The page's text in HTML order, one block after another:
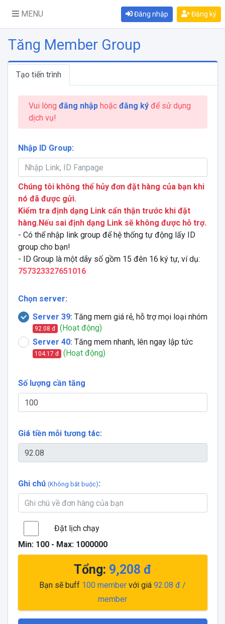
MENU Đăng nhập Đăng ký
Tăng Member Group
Tạo tiến trình
Vui lòng đăng nhậphoặc đăng kýđể sử dụng
dịch vụ!
Nhập ID Group:
Chúng tôi không thể hủy đơn đặt hàng của bạn khi
nó đã được gửi.
Kiểm tra định dạng Link cẩn thận trước khi đặt
hàng.Nếu sai định dạng Link sẽ không được hỗ trợ.
- Có thể nhập link group để hệ thống tự động lấy ID
group cho bạn!
- ID Group là một dãy số gồm 15 đên 16 ký tự, ví dụ:
757323327651016
Chọn server:
Server 39: Tăng mem giá rẻ, hỗ trợ mọi loại nhóm
92.08 đ
(Hoạt động)
Server 40: Tăng mem nhanh, lên ngay lập tức
104.17 đ (Hoạt động)
Số lượng cần tăng
Giá tiền mỗi tương tác:
Ghi chú (Không bắt buộc):
Đặt lịch chạy
Min: 100- Max: 1000000
Tổng: 9,208 đ
Bạn sẽ buff 100 member với giá 92.08 đ /
member